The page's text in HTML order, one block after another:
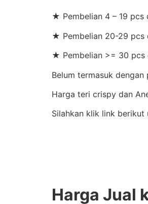
★ Pembelian 4 – 19 pcs
★ Pembelian 20-29 pcs
★ Pembelian >= 30 pcs
Belum termasuk
Harga teri crispy dan
Silahkan klik link berikut
Harga Jual